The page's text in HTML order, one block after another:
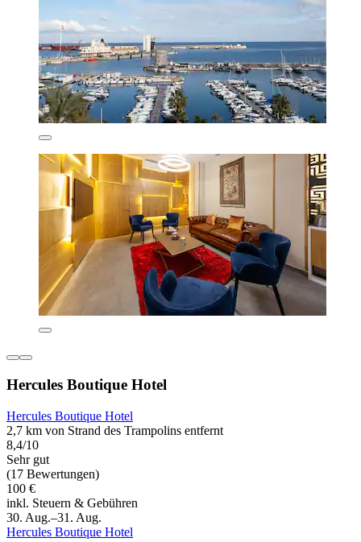
Hercules Boutique Hotel
Hercules Boutique Hotel
2,7 km von Strand des Trampolins entfernt
8,4/10
Sehr gut
(17 Bewertungen)
100 €
inkl. Steuern & Gebühren
30. Aug.–31. Aug.
Hercules Boutique Hotel